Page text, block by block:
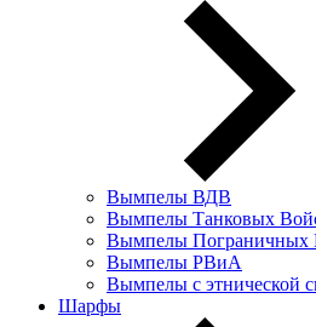
Вымпелы ВДВ
Вымпелы Танковых
Вымпелы Пограничных
Вымпелы РВиА
Вымпелы с этнической
Шарфы